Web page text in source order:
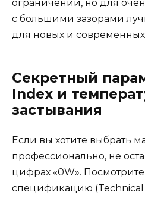
ограничений, но для
с большими зазорами
для новых и
Секретный
Index и
застывания
Если вы хотите выбрать
профессионально, не
цифрах «0W».
спецификацию (Technical